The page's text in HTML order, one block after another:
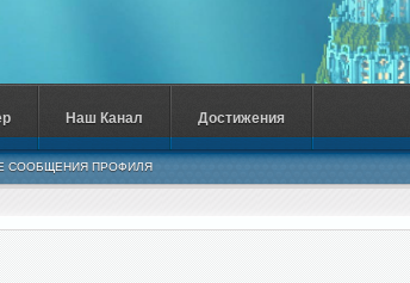
СООБЩЕНИЯ ПРОФИЛЯ
Наш Канал Достижения